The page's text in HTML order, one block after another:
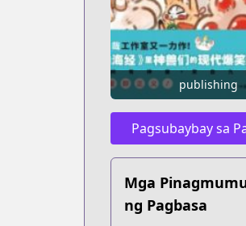
publishing
Pagsubaybay sa
Mga
ng Pagbasa